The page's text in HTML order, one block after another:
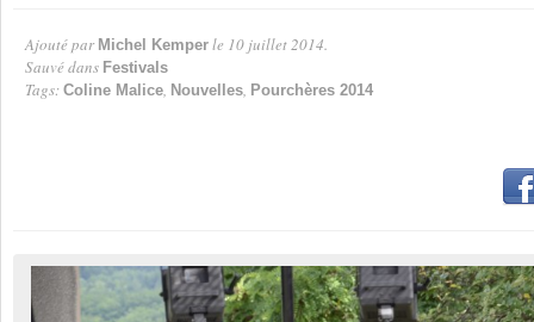
Ajouté par Michel Kemper le 10 juillet 2014.
Sauvé dans Festivals
Tags: Coline Malice, Nouvelles, Pourchères 2014